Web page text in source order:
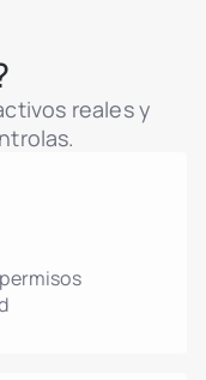
reales y